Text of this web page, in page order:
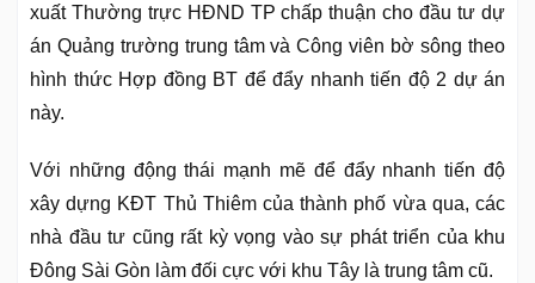
xuất Thường trực HĐND TP chấp thuận cho đầu tư dự
án Quảng trường trung tâm và Công viên bờ sông theo
hình thức Hợp đồng BT để đẩy nhanh tiến độ 2 dự án
này.
Với những động thái mạnh mẽ để đẩy nhanh tiến độ
xây dựng KĐT Thủ Thiêm của thành phố vừa qua, các
nhà đầu tư cũng rất kỳ vọng vào sự phát triển của khu
Đông Sài Gòn làm đối cực với khu Tây là trung tâm cũ.